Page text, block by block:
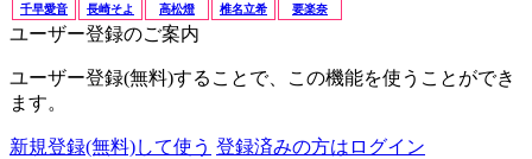
千早愛音 長崎そよ 高松燈 椎名立希 要楽奈
ユーザー登録のご案内
ユーザー登録(無料)することで、この機能を使うことができ
ます。
新規登録(無料)して使う 登録済みの方はログイン